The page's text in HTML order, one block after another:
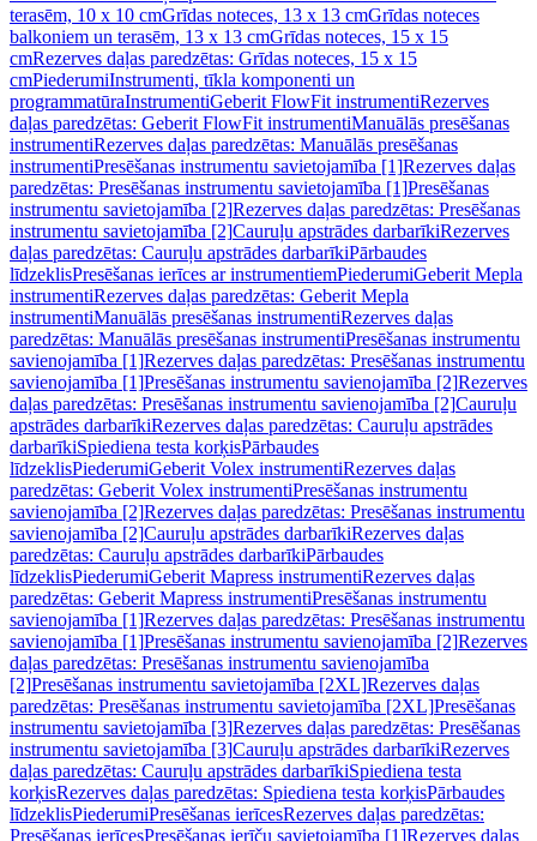
terasēm, 10 x 10 cmGrīdas noteces, 13 x 13 cmGrīdas noteces
balkoniem un terasēm, 13 x 13 cmGrīdas noteces, 15 x 15
cmRezerves daļas paredzētas: Grīdas noteces, 15 x 15
cmPiederumiInstrumenti, tīkla komponenti un
programmatūraInstrumentiGeberit FlowFit instrumentiRezerves
daļas paredzētas: Geberit FlowFit instrumentiManuālās presēšanas
instrumentiRezerves daļas paredzētas: Manuālās presēšanas
instrumentiPresēšanas instrumentu savietojamība [1]Rezerves daļas
paredzētas: Presēšanas instrumentu savietojamība [1]Presēšanas
instrumentu savietojamība [2]Rezerves daļas paredzētas: Presēšanas
instrumentu savietojamība [2]Cauruļu apstrādes darbarīkiRezerves
daļas paredzētas: Cauruļu apstrādes darbarīkiPārbaudes
līdzeklisPresēšanas ierīces ar instrumentiemPiederumiGeberit Mepla
instrumentiRezerves daļas paredzētas: Geberit Mepla
instrumentiManuālās presēšanas instrumentiRezerves daļas
paredzētas: Manuālās presēšanas instrumentiPresēšanas instrumentu
savienojamība [1]Rezerves daļas paredzētas: Presēšanas instrumentu
savienojamība [1]Presēšanas instrumentu savienojamība [2]Rezerves
daļas paredzētas: Presēšanas instrumentu savienojamība [2]Cauruļu
apstrādes darbarīkiRezerves daļas paredzētas: Cauruļu apstrādes
darbarīkiSpiediena testa korķisPārbaudes
līdzeklisPiederumiGeberit Volex instrumentiRezerves daļas
paredzētas: Geberit Volex instrumentiPresēšanas instrumentu
savienojamība [2]Rezerves daļas paredzētas: Presēšanas instrumentu
savienojamība [2]Cauruļu apstrādes darbarīkiRezerves daļas
paredzētas: Cauruļu apstrādes darbarīkiPārbaudes
līdzeklisPiederumiGeberit Mapress instrumentiRezerves daļas
paredzētas: Geberit Mapress instrumentiPresēšanas instrumentu
savienojamība [1]Rezerves daļas paredzētas: Presēšanas instrumentu
savienojamība [1]Presēšanas instrumentu savienojamība [2]Rezerves
daļas paredzētas: Presēšanas instrumentu savienojamība
[2]Presēšanas instrumentu savietojamība [2XL]Rezerves daļas
paredzētas: Presēšanas instrumentu savietojamība [2XL]Presēšanas
instrumentu savietojamība [3]Rezerves daļas paredzētas: Presēšanas
instrumentu savietojamība [3]Cauruļu apstrādes darbarīkiRezerves
daļas paredzētas: Cauruļu apstrādes darbarīkiSpiediena testa
korķisRezerves daļas paredzētas: Spiediena testa korķisPārbaudes
līdzeklisPiederumiPresēšanas ierīcesRezerves daļas paredzētas:
Presēšanas ierīcesPresēšanas ierīču savietojamība [1]Rezerves daļas